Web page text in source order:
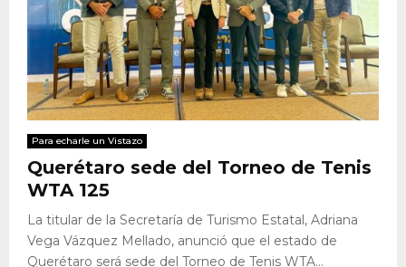
Para echarle un Vistazo
Querétaro sede del Torneo de Tenis
WTA 125
La titular de la Secretaría de Turismo Estatal, Adriana
Vega Vázquez Mellado, anunció que el estado de
Querétaro será sede del Torneo de Tenis WTA...